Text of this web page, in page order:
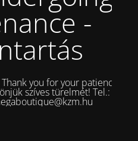
-
you for your patience!
szíves türelmét! Tel.: +36 1